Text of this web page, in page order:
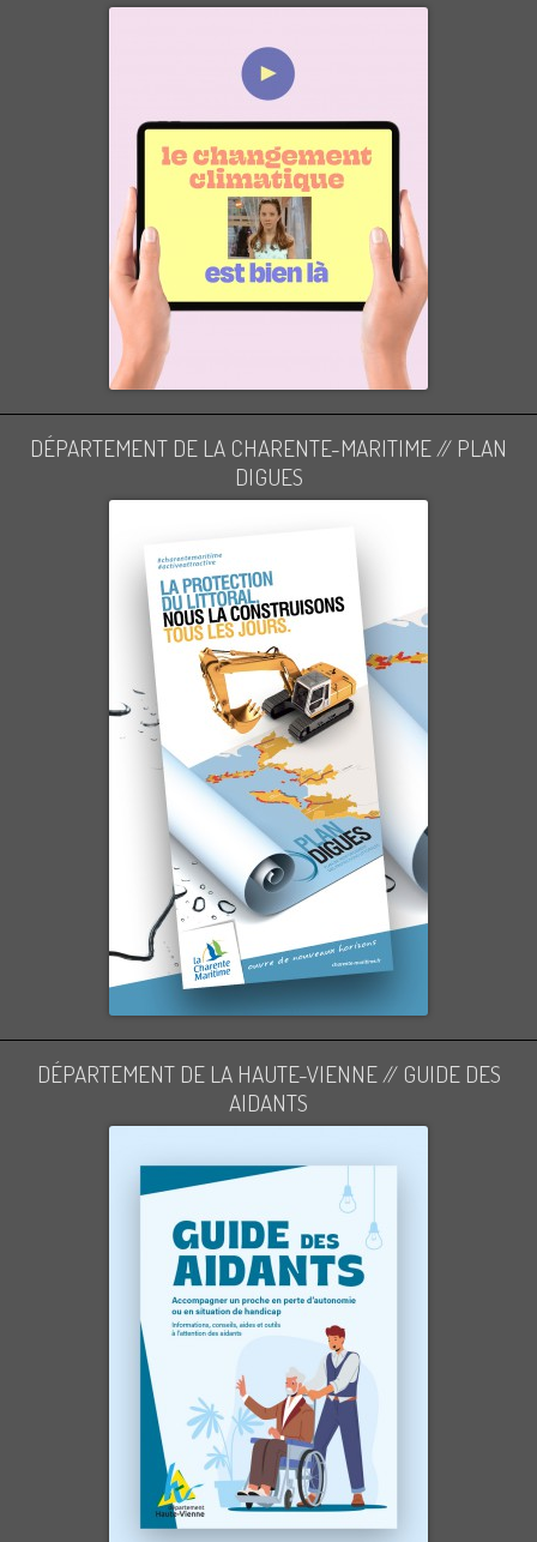
DÉPARTEMENT DE LA CHARENTE-MARITIME // PLAN
DIGUES
DÉPARTEMENT DE LA HAUTE-VIENNE // GUIDE DES
AIDANTS